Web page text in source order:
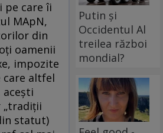
pe care îi
MApN,
din
oamenii
impozite
altfel
aceşti
„tradiţii
statut)
Putin și
Occidentul Al
treilea război
mondial?